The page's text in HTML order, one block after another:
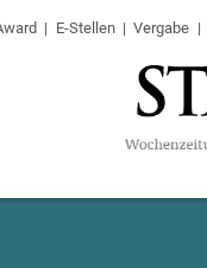
E-Stellen Vergabe